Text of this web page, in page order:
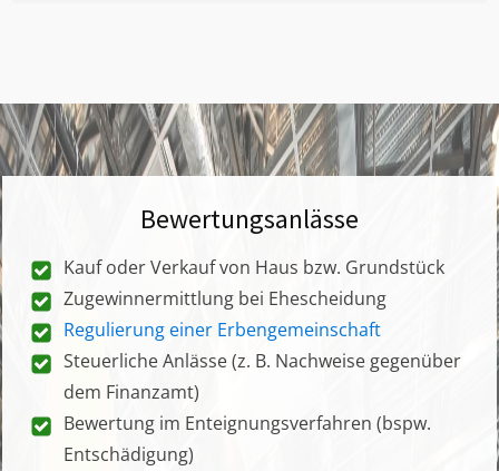
Bewertungsanlässe
Kauf oder Verkauf von Haus bzw. Grundstück
Zugewinnermittlung bei Ehescheidung
Regulierung einer Erbengemeinschaft
Steuerliche Anlässe (z. B. Nachweise gegenüber
dem Finanzamt)
Bewertung im Enteignungsverfahren (bspw.
Entschädigung)